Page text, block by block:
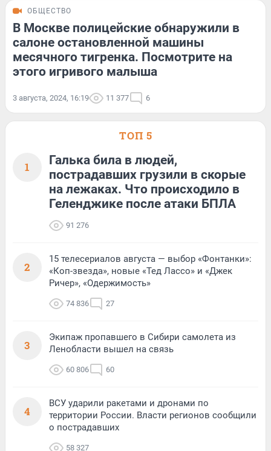
ОБЩЕСТВО
В Москве полицейские обнаружили в
салоне остановленной машины
месячного тигренка. Посмотрите на
этого игривого малыша
3 августа, 2024, 16:19 11 377 6
ТОП 5
1
Галька била в людей,
пострадавших грузили в скорые
на лежаках. Что происходило в
Геленджике после атаки БПЛА
91 276
2
15 телесериалов августа — выбор «Фонтанки»:
«Коп-звезда», новые «Тед Лассо» и «Джек
Ричер», «Одержимость»
74 836 27
3
Экипаж пропавшего в Сибири самолета из
Ленобласти вышел на связь
60 806 60
4
ВСУ ударили ракетами и дронами по
территории России. Власти регионов сообщили
о пострадавших
58 327